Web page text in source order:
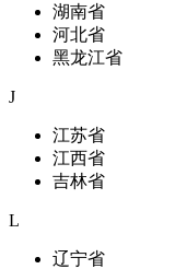
湖南省
河北省
黑龙江省
J
江苏省
江西省
吉林省
L
辽宁省